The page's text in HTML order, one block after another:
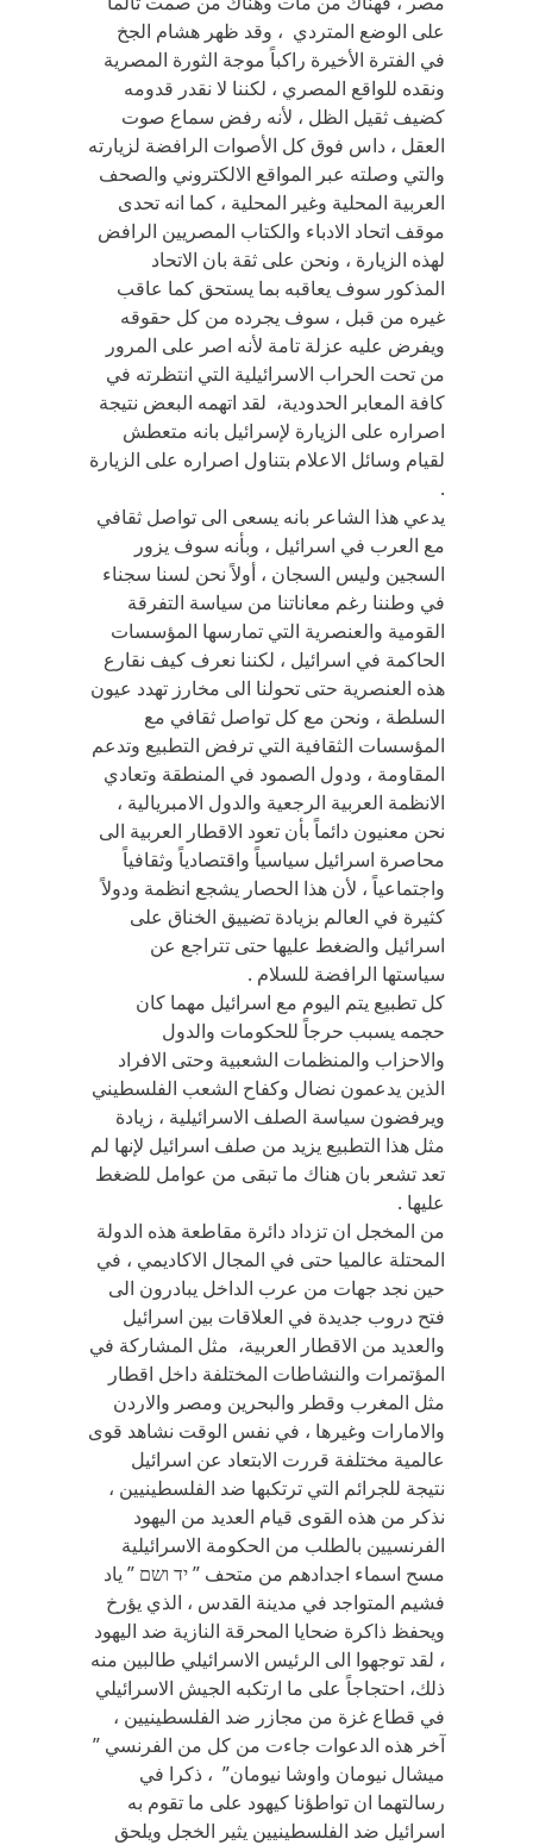
على الوضع المتردي ، وقد ظهر هشام الجخ
في الفترة الأخيرة راكباً موجة الثورة المصرية
ونقده للواقع المصري ، لكننا لا نقدر قدومه
كضيف ثقيل الظل ، لأنه رفض سماع صوت
العقل ، داس فوق كل الأصوات الرافضة لزيارته
والتي وصلته عبر المواقع الالكتروني والصحف
العربية المحلية وغير المحلية ، كما انه تحدى
موقف اتحاد الادباء والكتاب المصريين الرافض
لهذه الزيارة ، ونحن على ثقة بان الاتحاد
المذكور سوف يعاقبه بما يستحق كما عاقب
غيره من قبل ، سوف يجرده من كل حقوقه
ويفرض عليه عزلة تامة لأنه اصر على المرور
من تحت الحراب الاسرائيلية التي انتظرته في
كافة المعابر الحدودية، لقد اتهمه البعض نتيجة
اصراره على الزيارة لإسرائيل بانه متعطش
لقيام وسائل الاعلام بتناول اصراره على الزيارة
.
يدعي هذا الشاعر بانه يسعى الى تواصل ثقافي
مع العرب في اسرائيل ، وبأنه سوف يزور
السجين وليس السجان ، أولاً نحن لسنا سجناء
في وطننا رغم معاناتنا من سياسة التفرقة
القومية والعنصرية التي تمارسها المؤسسات
الحاكمة في اسرائيل ، لكننا نعرف كيف نقارع
هذه العنصرية حتى تحولنا الى مخارز تهدد عيون
السلطة ، ونحن مع كل تواصل ثقافي مع
المؤسسات الثقافية التي ترفض التطبيع وتدعم
المقاومة ، ودول الصمود في المنطقة وتعادي
الانظمة العربية الرجعية والدول الامبريالية ،
نحن معنيون دائماً بأن تعود الاقطار العربية الى
محاصرة اسرائيل سياسياً واقتصادياً وثقافياً
واجتماعياً ، لأن هذا الحصار يشجع انظمة ودولاً
كثيرة في العالم بزيادة تضييق الخناق على
اسرائيل والضغط عليها حتى تتراجع عن
سياستها الرافضة للسلام .
كل تطبيع يتم اليوم مع اسرائيل مهما كان
حجمه يسبب حرجاً للحكومات والدول
والاحزاب والمنظمات الشعبية وحتى الافراد
الذين يدعمون نضال وكفاح الشعب الفلسطيني
ويرفضون سياسة الصلف الاسرائيلية ، زيادة
مثل هذا التطبيع يزيد من صلف اسرائيل لإنها لم
تعد تشعر بان هناك ما تبقى من عوامل للضغط
عليها .
من المخجل ان تزداد دائرة مقاطعة هذه الدولة
المحتلة عالميا حتى في المجال الاكاديمي ، في
حين نجد جهات من عرب الداخل يبادرون الى
فتح دروب جديدة في العلاقات بين اسرائيل
والعديد من الاقطار العربية، مثل المشاركة في
المؤتمرات والنشاطات المختلفة داخل اقطار
مثل المغرب وقطر والبحرين ومصر والاردن
والامارات وغيرها ، في نفس الوقت نشاهد قوى
عالمية مختلفة قررت الابتعاد عن اسرائيل
نتيجة للجرائم التي ترتكبها ضد الفلسطينيين ،
نذكر من هذه القوى قيام العديد من اليهود
الفرنسيين بالطلب من الحكومة الاسرائيلية
مسح اسماء اجدادهم من متحف ” יד ושם ” ياد
فشيم المتواجد في مدينة القدس ، الذي يؤرخ
ويحفظ ذاكرة ضحايا المحرقة النازية ضد اليهود
، لقد توجهوا الى الرئيس الاسرائيلي طالبين منه
ذلك، احتجاجاً على ما ارتكبه الجيش الاسرائيلي
في قطاع غزة من مجازر ضد الفلسطينيين ،
آخر هذه الدعوات جاءت من كل من الفرنسي ”
ميشال نيومان واوشا نيومان” ، ذكرا في
رسالتهما ان تواطؤنا كيهود على ما تقوم به
اسرائيل ضد الفلسطينيين يثير الخجل ويلحق